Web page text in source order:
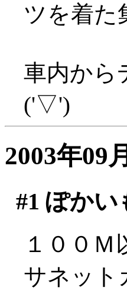
ツを着た
車内から
('▽')
2003年09
#1 ぽかい
１００
サネット